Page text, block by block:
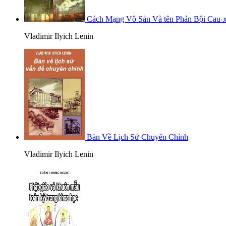
Cách Mạng Vô Sản Và tên Phản Bội Cau-
Vladimir Ilyich Lenin
Bàn Về Lịch Sử Chuyên Chính
Vladimir Ilyich Lenin